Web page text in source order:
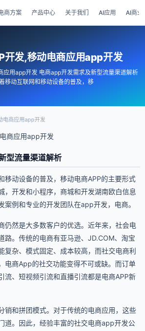
商方案 产品中心 关于我们 AI应用 AI商业
开发,移动电商应用app开发
应用app开发 电商app开发需求及新型流量渠道解析
移动互联网和移动设备的普及，移
电商应用app开发
商应用app开发
型流量渠道解析
移动设备的普及，移动电商APP的主要形式
，开发和小程序，商城和开发湖南欧白信息
案例和专业的开发团队在app开发，电商。
仍然是大多数客户的优选。近年来，社会电
路。传统的电商有亚马逊、JD.COM、淘宝
复杂、模式固定、成本较高，而社交电商利
电商App的社交功能变得不可或缺。而订单
流、短视频引流和直播引流都是电商APP新
销和拼团模式。对于传统的电商应用，这些
道。因此，经验丰富的社交电商app开发公